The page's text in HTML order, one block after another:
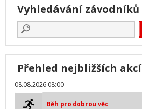
Vyhledávání závodníků
Přehled nejbližších akcí
08.08.2026 08:00
Běh pro dobrou věc